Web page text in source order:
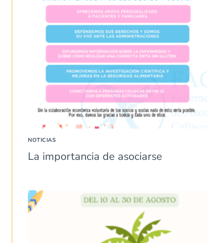
NOTICIAS
La importancia de asociarse